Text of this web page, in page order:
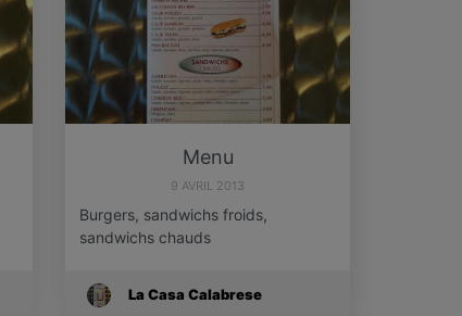
Menu
9 AVRIL 2013
Burgers, sandwichs froids,
sandwichs chauds
La Casa Calabrese